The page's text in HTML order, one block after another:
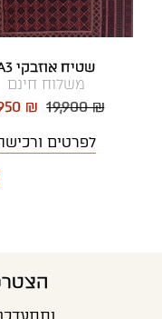
שטיח אוזבקי A3
משלוח חינם
19,900 ₪
₪
לפרטים